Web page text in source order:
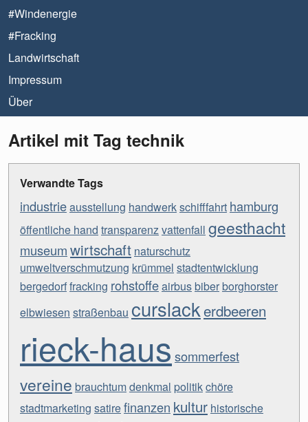
#Windenergie
#Fracking
Landwirtschaft
Impressum
Über
Artikel mit Tag technik
Verwandte Tags
industrieausstellung handwerkschifffahrt hamburg
öffentliche hand transparenzvattenfall geesthacht
museumwirtschaft naturschutz
umweltverschmutzung krümmel stadtentwicklung
bergedorffracking rohstoffeairbusbiberborghorster
elbwiesen straßenbau curslackerdbeeren
rieck-haus sommerfest
vereine brauchtumdenkmal politikchöre
stadtmarketing satirefinanzen kultur historische